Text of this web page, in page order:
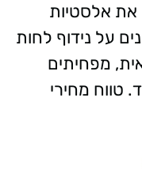
את אלסטיות
על נידוף לחות
מפחיתים
טווח מחירי